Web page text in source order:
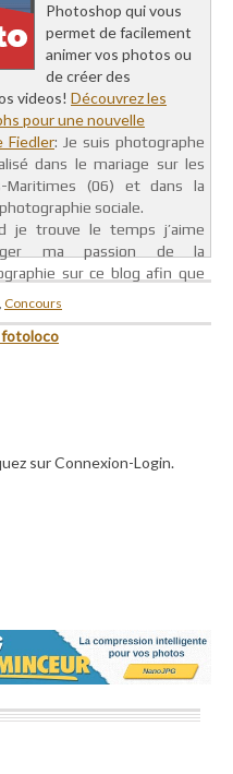
Photoshop qui vous
permet de facilement
animer vos photos ou
de créer des
videos! Découvrez les
pour une nouvelle
Fiedler: Je suis photographe
dans le mariage sur les
Maritimes (06) et dans la
sociale.
je trouve le temps j’aime
ma passion de la
sur ce blog afin que
, Concours
fotoloco
sur Connexion-Login.